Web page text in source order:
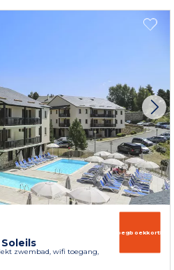
zwembad, wifi toegang,
Vroegboekkorting